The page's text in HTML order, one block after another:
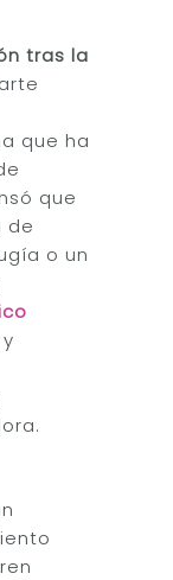
tras la
que ha
que
de
o un